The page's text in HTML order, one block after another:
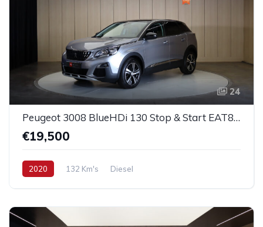
24
Peugeot 3008 BlueHDi 130 Stop & Start EAT8 Allure
€19,500
2020 132 Km's Diesel